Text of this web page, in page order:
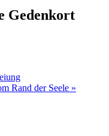
Gedenkort
Rand der Seele »